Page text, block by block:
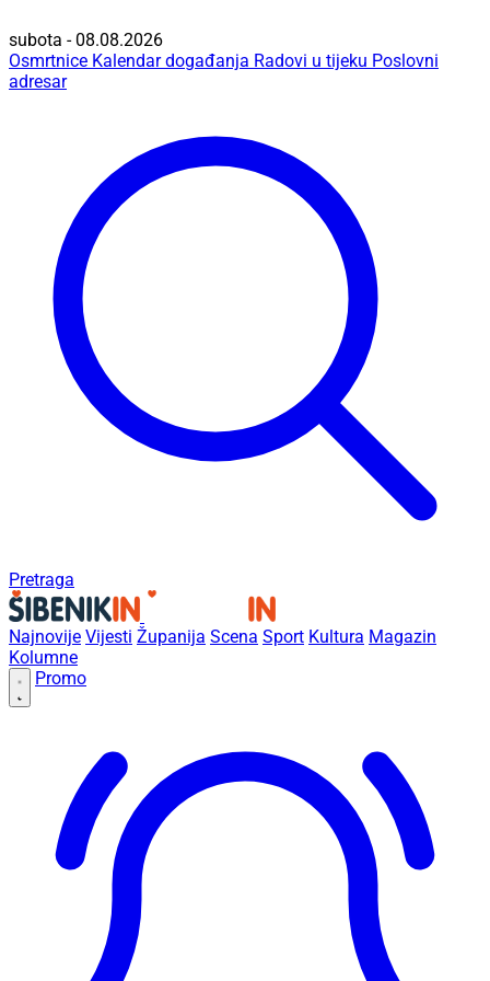
subota - 08.08.2026
Osmrtnice Kalendar događanja Radovi u tijeku Poslovni
adresar
Pretraga
Najnovije Vijesti Županija Scena Sport Kultura Magazin
Kolumne
Promo